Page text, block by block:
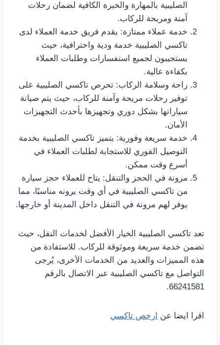
الصليبية بالمهارة والخبرة الكافية لضمان رحلات
آمنة ومريحة للركاب.
خدمة عملاء ممتازة: يقدم فريق خدمة العملاء لدى
تاكسي الصليبية خدمة ودية واحترافية، حيث
يستجيبون لجميع استفسارات وطلبات العملاء
بكفاءة عالية.
راحة وسلامة الركاب: تحرص تاكسي الصليبية على
توفير رحلات مريحة وآمنة للركاب، حيث يتم صيانة
سياراتها بشكل دوري وتجهيزها بأحدث التجهيزات
الأمان.
خدمة سريعة وفورية: يتميز تاكسي الصليبية بخدمة
التوصيل الفوري للاستجابة لطلبات العملاء في
أسرع وقت ممكن.
مرونة في الحجز والتنقل: يتاح للعملاء حجز سيارة
من تاكسي الصليبية في أي وقت يرونه مناسبًا، مما
يوفر لهم مرونة في التنقل داخل المدينة أو خارجها.
تعد تاكسي الصليبية الخيار الأفضل لخدمات النقل، حيث
تضمن خدمة سريعة وموثوقة للركاب. للاستفادة من
هذه المميزات والعديد من الخدمات الأخرى، يُرجى
التواصل مع تاكسي الصليبية عبر الاتصال بالرقم
66241581.
اقرا ايضا عن ارخص تاكسي